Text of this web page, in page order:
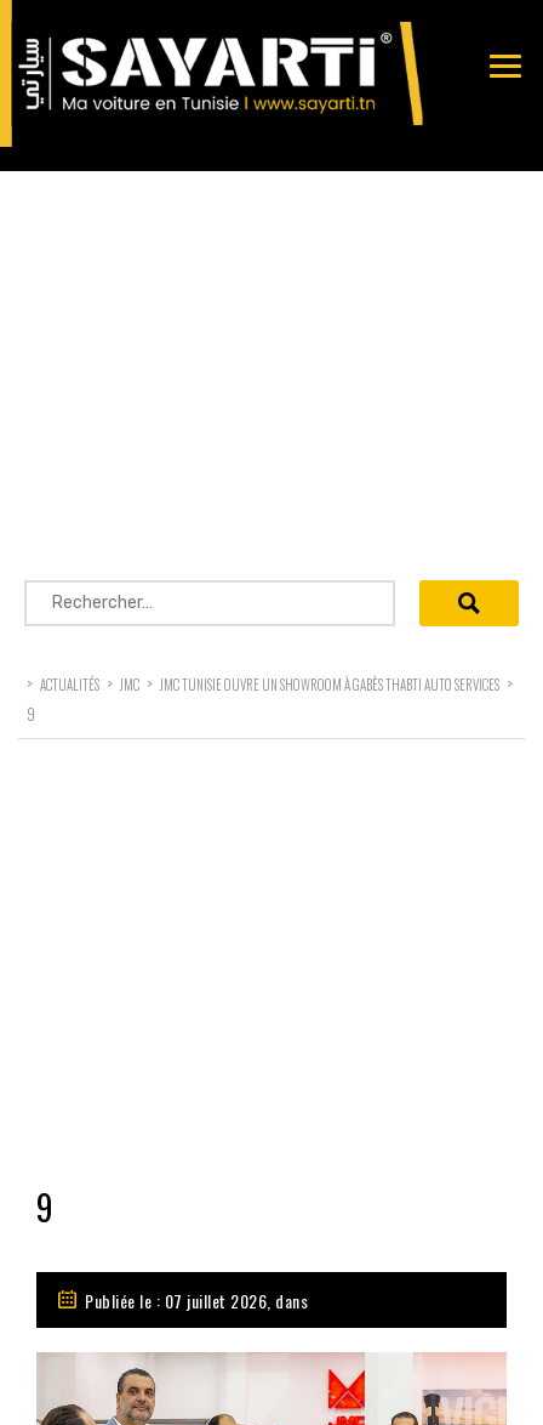
Rechercher :
> ACTUALITÉS > JMC > JMC TUNISIE OUVRE UN SHOWROOM À GABÈS THABTI AUTO SERVICES >
9
9
Publiée le : 07 juillet 2026, dans